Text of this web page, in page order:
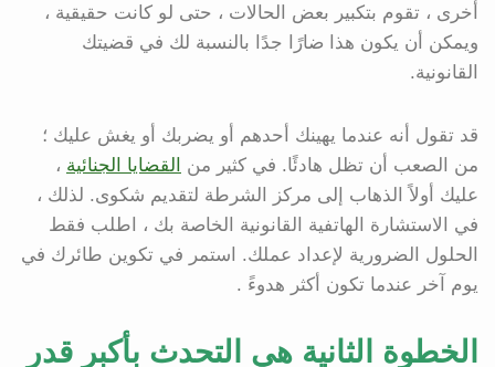
أخرى ، تقوم بتكبير بعض الحالات ، حتى لو كانت حقيقية ،
ويمكن أن يكون هذا ضارًا جدًا بالنسبة لك في قضيتك
القانونية.
قد تقول أنه عندما يهينك أحدهم أو يضربك أو يغش عليك ؛
من الصعب أن تظل هادئًا. في كثير من
القضايا الجنائية ،
عليك أولاً الذهاب إلى مركز الشرطة لتقديم شكوى. لذلك ،
في الاستشارة الهاتفية القانونية الخاصة بك ، اطلب فقط
الحلول الضرورية لإعداد عملك. استمر في تكوين طائرك في
يوم آخر عندما تكون أكثر هدوءً .
الخطوة الثانية هي التحدث بأكبر قدر